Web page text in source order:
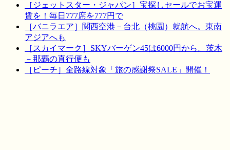
［ジェットスター・ジャパン］宝探しセールでお宝運
賃を！毎日777席を777円で
［バニラエア］関西空港－台北（桃園）就航へ。東南
アジアへも
［スカイマーク］SKYバーゲン45は6000円から。茨木
－那覇の直行便も
［ピーチ］全路線対象「旅の感謝祭SALE」開催！